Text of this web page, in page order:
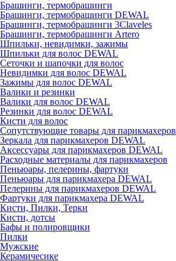
Брашинги, термобрашинги
Брашинги, термобрашинги DEWAL
Брашинги, термобрашинги 3Claveles
Брашинги, термобрашинги Artero
Шпильки, невидимки, зажимы
Шпильки для волос DEWAL
Сеточки и шапочки для волос
Невидимки для волос DEWAL
Зажимы для волос DEWAL
Валики и резинки
Валики для волос DEWAL
Резинки для волос DEWAL
Кисти для волос
Сопутствующие товары для парикмахеров
Зеркала для парикмахеров DEWAL
Аксессуары для парикмахеров DEWAL
Расходные материалы для парикмахеров
Пеньюары, пелерины, фартуки
Пеньюары для парикмахера DEWAL
Пелерины для парикмахеров DEWAL
Фартуки для парикмахера DEWAL
Кисти, Пилки, Терки
Кисти, дотсы
Бафы и полировщики
Пилки
Мужские
Керамичесике